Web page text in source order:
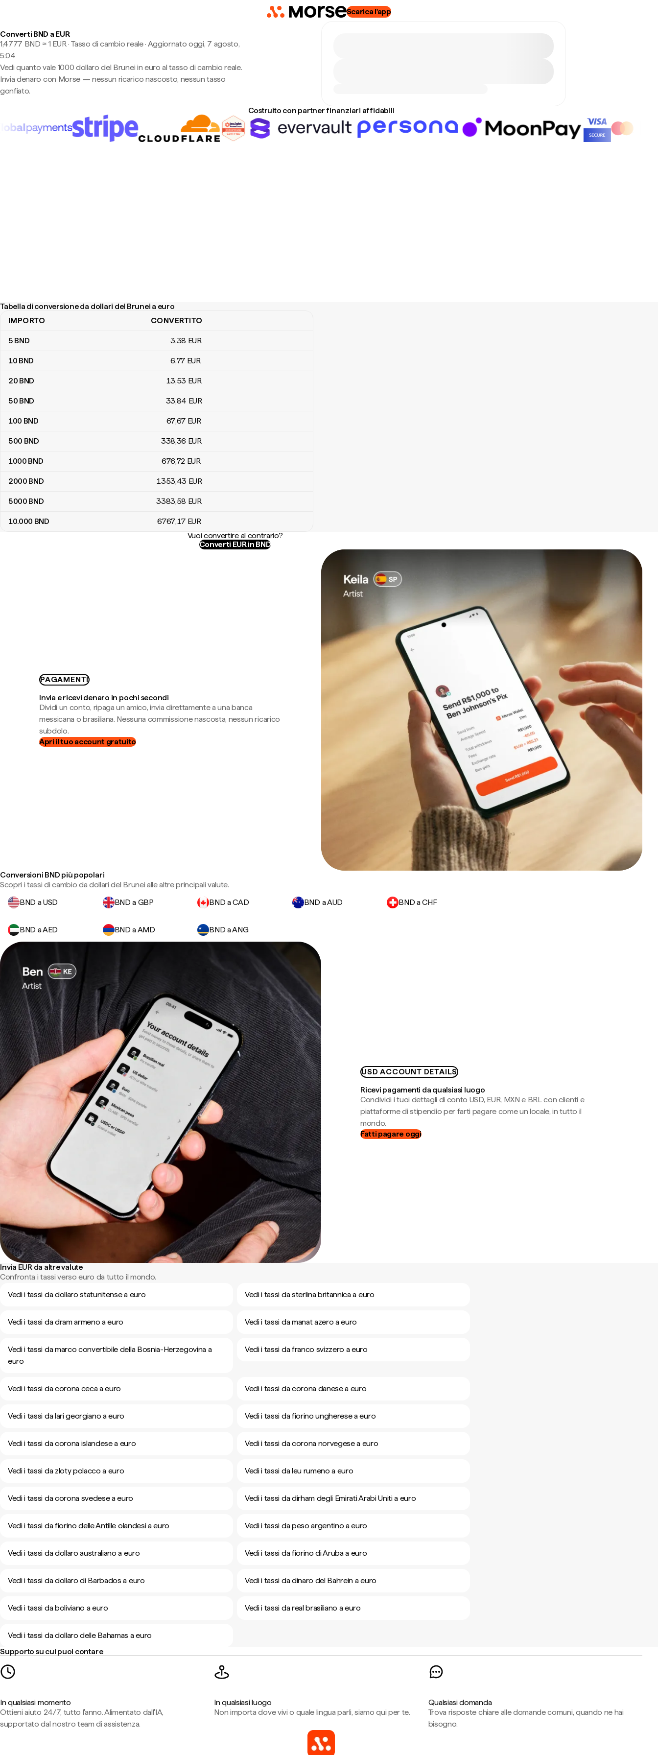
Scarica l'app
Converti BND a EUR
1,4777 BND ≈ 1 EUR · Tasso di cambio reale· Aggiornato oggi, 7 agosto,
5:04
Vedi quanto vale 1000 dollaro del Brunei in euro al tasso di cambio reale.
Invia denaro con Morse — nessun ricarico nascosto, nessun tasso
gonfiato.
Costruito con partner finanziari affidabili
Tabella di conversione da dollari del Brunei a euro
Tabella di conversione da dollari del Brunei a euro
IMPORTO CONVERTITO
5 BND 3,38 EUR
10 BND 6,77 EUR
20 BND 13,53 EUR
50 BND 33,84 EUR
100 BND 67,67 EUR
500 BND 338,36 EUR
1000 BND 676,72 EUR
2000 BND 1353,43 EUR
5000 BND 3383,58 EUR
10.000 BND 6767,17 EUR
Vuoi convertire al contrario?
Converti EUR in BND
PAGAMENTI
Invia e ricevi denaro in pochi secondi
Dividi un conto, ripaga un amico, invia direttamente a una banca
messicana o brasiliana. Nessuna commissione nascosta, nessun ricarico
subdolo.
Apri il tuo account gratuito
Conversioni BND più popolari
Scopri i tassi di cambio da dollari del Brunei alle altre principali valute.
BND a USD
BND a GBP BND a CAD BND a AUD BND a CHF
BND a AED BND a AMD BND a ANG
USD ACCOUNT DETAILS
Ricevi pagamenti da qualsiasi luogo
Condividi i tuoi dettagli di conto USD, EUR, MXN e BRL con clienti e
piattaforme di stipendio per farti pagare come un locale, in tutto il
mondo.
Fatti pagare oggi
Invia EUR da altre valute
Confronta i tassi verso euro da tutto il mondo.
Vedi i tassi da dollaro statunitense a euro
Vedi i tassi da sterlina britannica a euro
Vedi i tassi da dram armeno a euro Vedi i tassi da manat azero a euro
Vedi i tassi da marco convertibile della Bosnia-Herzegovina a
euro
Vedi i tassi da franco svizzero a euro
Vedi i tassi da corona ceca a euro Vedi i tassi da corona danese a euro
Vedi i tassi da lari georgiano a euro Vedi i tassi da fiorino ungherese a euro
Vedi i tassi da corona islandese a euro Vedi i tassi da corona norvegese a euro
Vedi i tassi da zloty polacco a euro Vedi i tassi da leu rumeno a euro
Vedi i tassi da corona svedese a euro Vedi i tassi da dirham degli Emirati Arabi Uniti a euro
Vedi i tassi da fiorino delle Antille olandesi a euro Vedi i tassi da peso argentino a euro
Vedi i tassi da dollaro australiano a euro Vedi i tassi da fiorino di Aruba a euro
Vedi i tassi da dollaro di Barbados a euro Vedi i tassi da dinaro del Bahrein a euro
Vedi i tassi da boliviano a euro Vedi i tassi da real brasiliano a euro
Vedi i tassi da dollaro delle Bahamas a euro
Supporto su cui puoi contare
In qualsiasi momento
Ottieni aiuto 24/7, tutto l'anno. Alimentato dall'IA,
supportato dal nostro team di assistenza.
In qualsiasi luogo
Non importa dove vivi o quale lingua parli, siamo qui per te.
Qualsiasi domanda
Trova risposte chiare alle domande comuni, quando ne hai
bisogno.